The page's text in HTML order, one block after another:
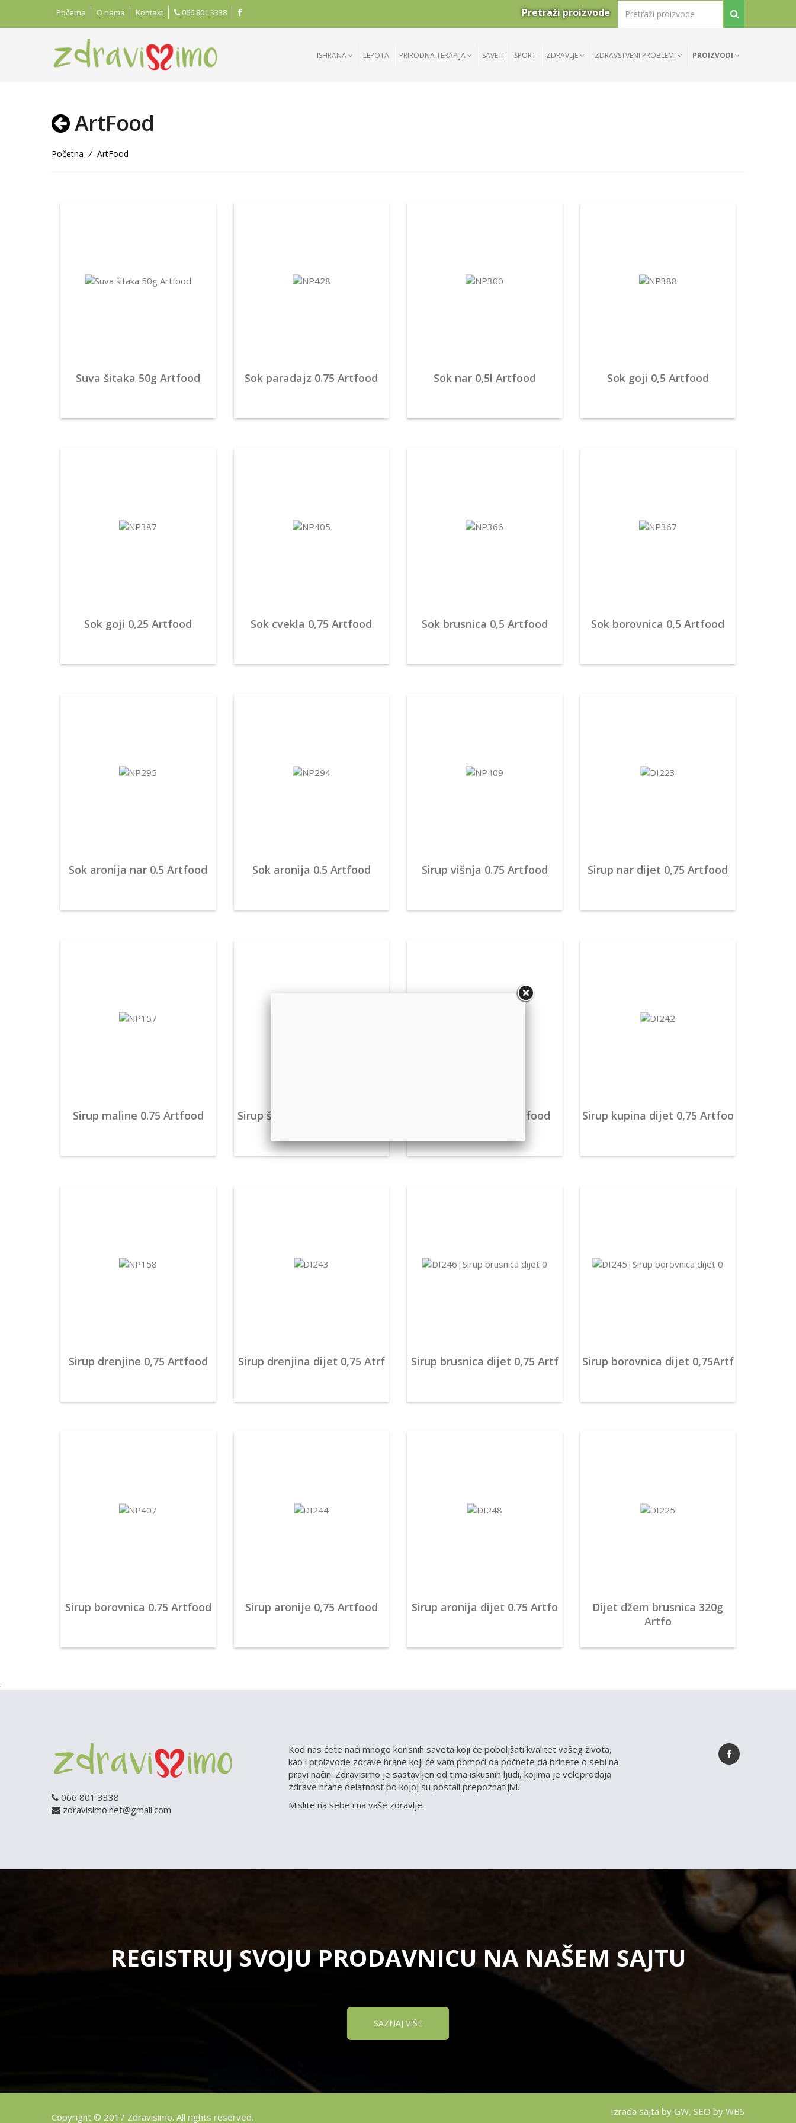
Početna O nama Kontakt 066 801 3338 Pretraži proizvode
ISHRANA LEPOTA PRIRODNA TERAPIJA SAVETI SPORT ZDRAVLJE ZDRAVSTVENI PROBLEMI PROIZVODI
ArtFood
Početna / ArtFood
Suva šitaka 50g Artfood Sok paradajz 0.75 Artfood Sok nar 0,5l Artfood Sok goji 0,5 Artfood
Sok goji 0,25 Artfood Sok cvekla 0,75 Artfood Sok brusnica 0,5 Artfood Sok borovnica 0,5 Artfood
Sok aronija nar 0.5 Artfood Sok aronija 0.5 Artfood Sirup višnja 0.75 Artfood Sirup nar dijet 0,75 Artfood
Sirup maline 0.75 Artfood Sirup šipurka dijet 0.75 Artfo Sirup kupine 0,75 Artfood Sirup kupina dijet 0,75 Artfoo
Sirup drenjine 0,75 Artfood Sirup drenjina dijet 0,75 Atrf Sirup brusnica dijet 0,75 Artf Sirup borovnica dijet 0,75Artf
Sirup borovnica 0.75 Artfood Sirup aronije 0,75 Artfood Sirup aronija dijet 0.75 Artfo
Dijet džem brusnica 320g
Artfo
.
066 801 3338
zdravisimo.net@gmail.com
Kod nas ćete naći mnogo korisnih saveta koji će poboljšati kvalitet vašeg života,
kao i proizvode zdrave hrane koji će vam pomoći da počnete da brinete o sebi na
pravi način. Zdravisimo je sastavljen od tima iskusnih ljudi, kojima je veleprodaja
zdrave hrane delatnost po kojoj su postali prepoznatljivi.
Mislite na sebe i na vaše zdravlje.
REGISTRUJ SVOJU PRODAVNICU NA NAŠEM SAJTU
SAZNAJ VIŠE
Copyright © 2017 Zdravisimo. All rights reserved. Izrada sajta by GW, SEO by WBS